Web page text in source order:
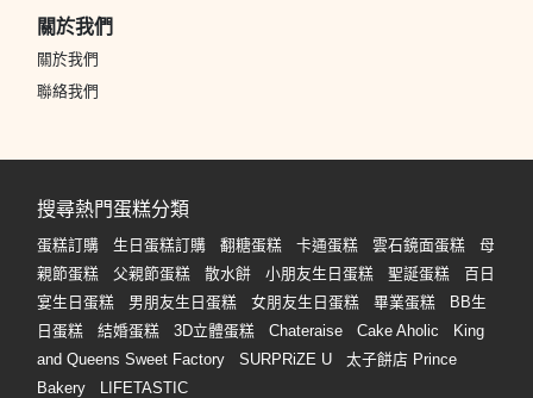
關於我們
關於我們
聯絡我們
搜尋熱門蛋糕分類
蛋糕訂購 生日蛋糕訂購 翻糖蛋糕 卡通蛋糕 雲石鏡面蛋糕
母
親節蛋糕
父親節蛋糕 散水餅 小朋友生日蛋糕 聖誕蛋糕
百日
宴生日蛋糕
男朋友生日蛋糕 女朋友生日蛋糕 畢業蛋糕
BB生
日蛋糕
結婚蛋糕 3D立體蛋糕 Chateraise Cake Aholic
King
and Queens Sweet Factory
SURPRiZE U
太子餅店 Prince
Bakery
LIFETASTIC